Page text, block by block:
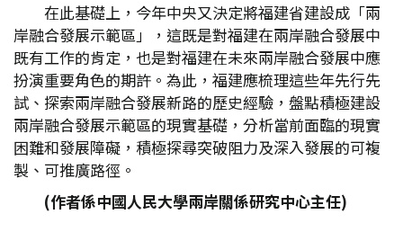
在此基礎上，今年中央又決定將福建省建設成「兩
岸融合發展示範區」，這既是對福建在兩岸融合發展中
既有工作的肯定，也是對福建在未來兩岸融合發展中應
扮演重要角色的期許。為此，福建應梳理這些年先行先
試、探索兩岸融合發展新路的歷史經驗，盤點積極建設
兩岸融合發展示範區的現實基礎，分析當前面臨的現實
困難和發展障礙，積極探尋突破阻力及深入發展的可複
製、可推廣路徑。
(作者係中國人民大學兩岸關係研究中心主任)